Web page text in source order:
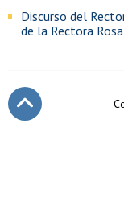
Discurso del
de la Rectora